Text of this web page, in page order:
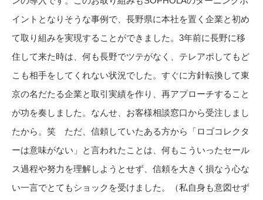
イントとなりそうな事例で、長野県に本社を置く企業と初め
て取り組みを実現することができました。3年前に長野に移
住して来た時は、何も長野でツテがなく、テレアポしてもど
こも相手をしてくれない状況でした。すぐに方針転換して東
京の名だたる企業と取引実績を作り、再アプローチすること
が功を奏しました。なんせ、お客様相談窓口から受注しまし
たから。笑 ただ、信頼していたある方から「ロゴコレクタ
ーは意味がない」と言われたことは、何もこういったセール
ス過程や努力を理解しようとせず、信頼を大きく損なう心な
い一言でとてもショックを受けました。（私自身も意図せず